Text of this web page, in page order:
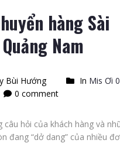
hàng Sài
Nam
Bùi Hướng In Mis Ơi
0 comment
câu hỏi của khách hàng và
đang “dở dang” của nhiều